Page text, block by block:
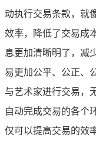
动执行交易条款，就
效率，降低了交易成
息更加清晰明了，减
易更加公平、公正、
与艺术家进行交易，
自动完成交易的各个
仅可以提高交易的效